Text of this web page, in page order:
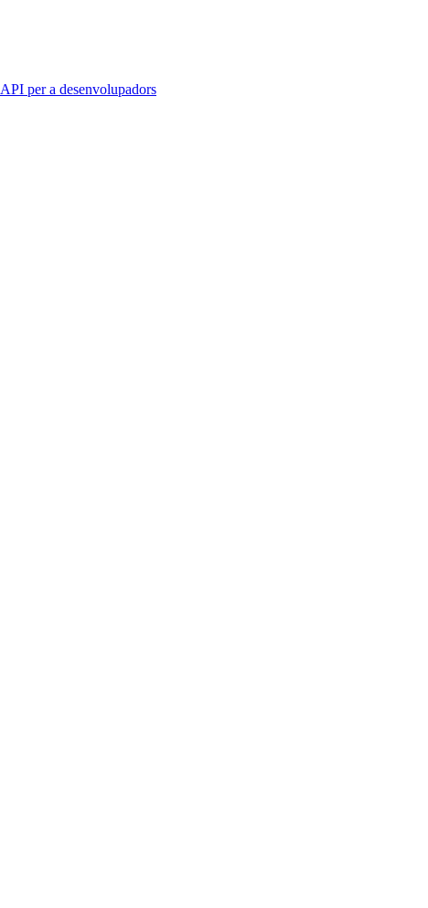
API per a desenvolupadors